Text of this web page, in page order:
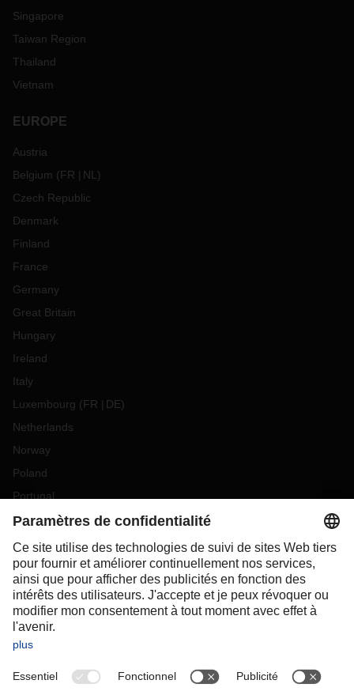
Singapore
Taiwan Region
Thailand
Vietnam
EUROPE
Austria
Belgium (FR NL )
Czech Republic
Denmark
Finland
France
Germany
Great Britain
Hungary
Ireland
Italy
Luxembourg (FR DE)
Netherlands
Norway
Poland
Portugal
Romania
Slovakia
Spain
Sweden
Switzerland(DE FR)
Turkey
OCEANIA